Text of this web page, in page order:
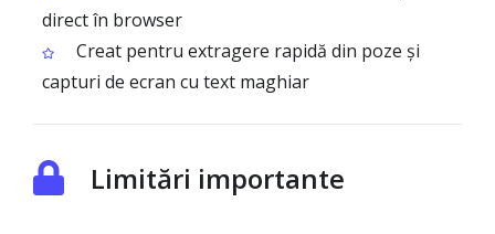
direct în browser
Creat pentru extragere rapidă din poze și
capturi de ecran cu text maghiar
Limitări importante